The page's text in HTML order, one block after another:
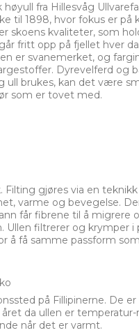
fra Hillesvåg
til 1898, hvor fokus er på
skoens kvaliteter, som
fritt opp på fjellet hver
er svanemerket, og
Dyrevelferd og
ull brukes, kan det være
som er tovet med.
gjøres via en
varme og bevegelse.
får fibrene til å migrere
Ullen filtrerer og krymper i
å få samme passform
på Fillipinerne. De er
da ullen er
når det er varmt.